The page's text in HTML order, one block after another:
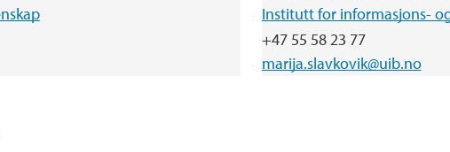
Institutt for informasjons-
+47 55 58 23 77
marija.slavkovik@uib.no